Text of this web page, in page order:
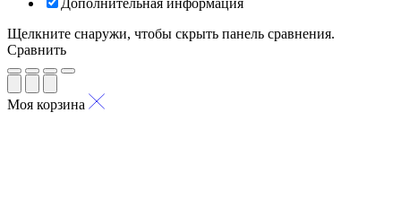
Щелкните снаружи, чтобы скрыть панель сравнения.
Сравнить
Моя корзина